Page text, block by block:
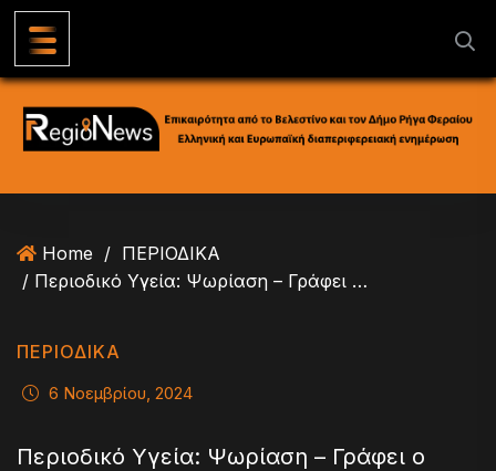
Home / ΠΕΡΙΟΔΙΚΑ
/ Περιοδικό Υγεία: Ψωρίαση – Γράφει ο Μάριος Κουμουρτζής
ΠΕΡΙΟΔΙΚΑ
6 Νοεμβρίου, 2024
Περιοδικό Υγεία: Ψωρίαση – Γράφει ο